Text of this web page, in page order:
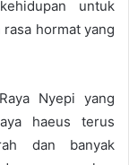
untuk
hormat yang
Nyepi yang
haeus terus
dan banyak